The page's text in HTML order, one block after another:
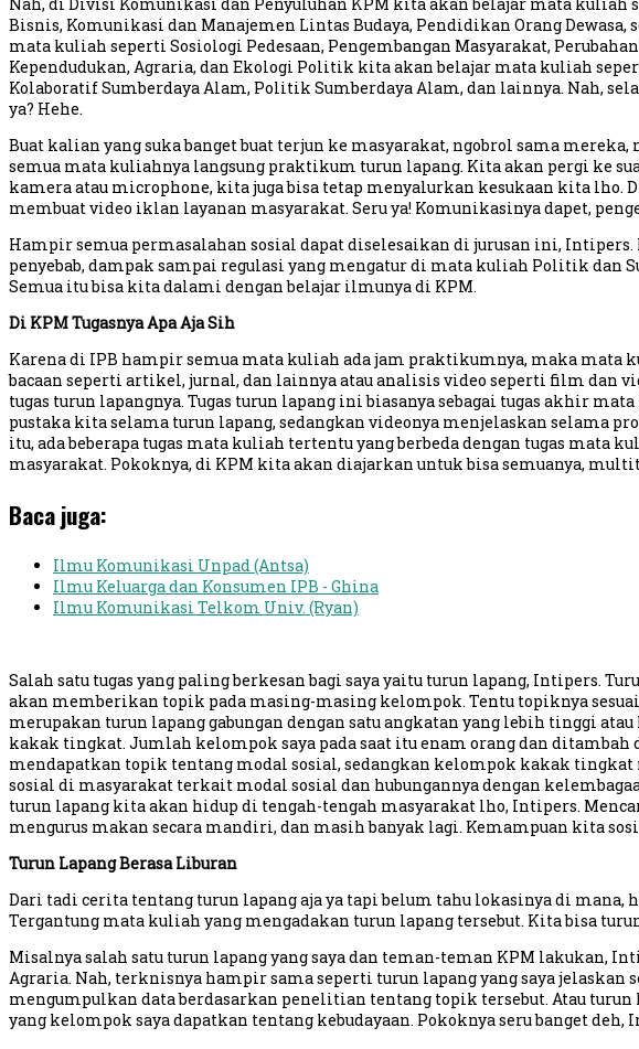
Bisnis, Komunikasi dan Manajemen Lintas Budaya, Pendidikan Orang
mata kuliah seperti Sosiologi Pedesaan, Pengembangan Masyarakat,
Kependudukan, Agraria, dan Ekologi Politik kita akan belajar mata kuliah
Kolaboratif Sumberdaya Alam, Politik Sumberdaya Alam, dan lainnya. Nah,
ya? Hehe.
Buat kalian yang suka banget buat terjun ke masyarakat, ngobrol sama
semua mata kuliahnya langsung praktikum turun lapang. Kita akan pergi ke
kamera atau microphone, kita juga bisa tetap menyalurkan kesukaan kita lho.
membuat video iklan layanan masyarakat. Seru ya! Komunikasinya dapet,
Hampir semua permasalahan sosial dapat diselesaikan di jurusan ini,
penyebab, dampak sampai regulasi yang mengatur di mata kuliah Politik dan
Semua itu bisa kita dalami dengan belajar ilmunya di KPM.
Di KPM Tugasnya Apa Aja Sih
Karena di IPB hampir semua mata kuliah ada jam praktikumnya, maka mata
bacaan seperti artikel, jurnal, dan lainnya atau analisis video seperti film dan
tugas turun lapangnya. Tugas turun lapang ini biasanya sebagai tugas akhir
pustaka kita selama turun lapang, sedangkan videonya menjelaskan selama
itu, ada beberapa tugas mata kuliah tertentu yang berbeda dengan tugas
masyarakat. Pokoknya, di KPM kita akan diajarkan untuk bisa semuanya,
Baca juga:
Ilmu Komunikasi Unpad (Antsa)
Ilmu Keluarga dan Konsumen IPB - Ghina
Ilmu Komunikasi Telkom Univ. (Ryan)
Salah satu tugas yang paling berkesan bagi saya yaitu turun lapang, Intipers.
akan memberikan topik pada masing-masing kelompok. Tentu topiknya
merupakan turun lapang gabungan dengan satu angkatan yang lebih tinggi
kakak tingkat. Jumlah kelompok saya pada saat itu enam orang dan
mendapatkan topik tentang modal sosial, sedangkan kelompok kakak
sosial di masyarakat terkait modal sosial dan hubungannya dengan
turun lapang kita akan hidup di tengah-tengah masyarakat lho, Intipers.
mengurus makan secara mandiri, dan masih banyak lagi. Kemampuan kita
Turun Lapang Berasa Liburan
Dari tadi cerita tentang turun lapang aja ya tapi belum tahu lokasinya di
Tergantung mata kuliah yang mengadakan turun lapang tersebut. Kita bisa
Misalnya salah satu turun lapang yang saya dan teman-teman KPM lakukan,
Agraria. Nah, terknisnya hampir sama seperti turun lapang yang saya
mengumpulkan data berdasarkan penelitian tentang topik tersebut. Atau turun
yang kelompok saya dapatkan tentang kebudayaan. Pokoknya seru banget deh,